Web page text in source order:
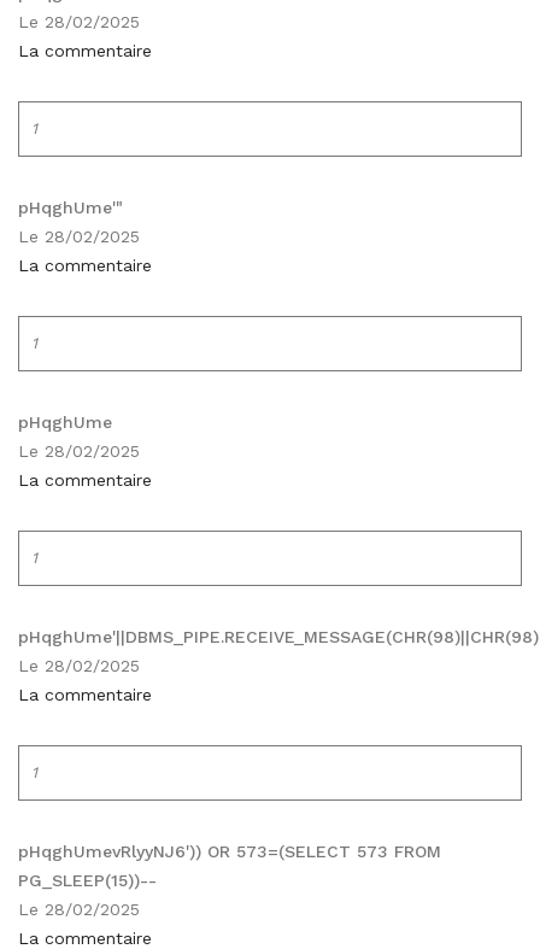
Le 28/02/2025
La commentaire
1
pHqghUme'"
Le 28/02/2025
La commentaire
1
pHqghUme
Le 28/02/2025
La commentaire
1
Le 28/02/2025
La commentaire
1
pHqghUmevRlyyNJ6')) OR 573=(SELECT 573 FROM
PG_SLEEP(15))--
Le 28/02/2025
La commentaire